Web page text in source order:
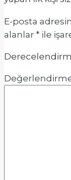
E-posta
alanlar * ile